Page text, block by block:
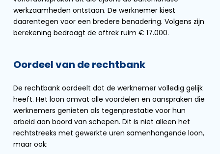
werkzaamheden ontstaan. De werknemer kiest
daarentegen voor een bredere benadering. Volgens zijn
berekening bedraagt de aftrek ruim € 17.000.
Oordeel van de rechtbank
De rechtbank oordeelt dat de werknemer volledig gelijk
heeft. Het loon omvat alle voordelen en aanspraken die
werknemers genieten als tegenprestatie voor hun
arbeid aan boord van schepen. Dit is niet alleen het
rechtstreeks met gewerkte uren samenhangende loon,
maar ook: